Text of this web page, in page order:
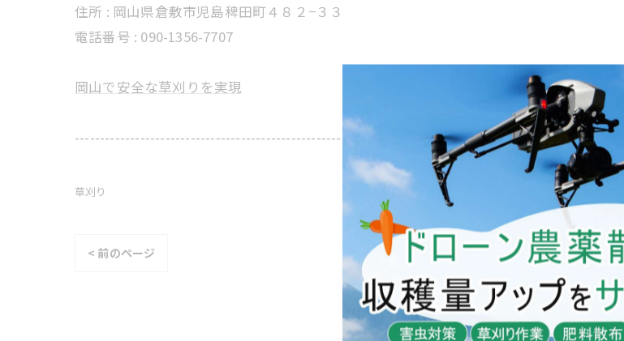
住所 : 岡山県倉敷市児島稗田町４８２−３３
電話番号 : 090-1356-7707
岡山で安全な草刈りを実現
----------------------------------------------------------------------
草刈り
< 前のページ 一覧に戻る
関連タグ